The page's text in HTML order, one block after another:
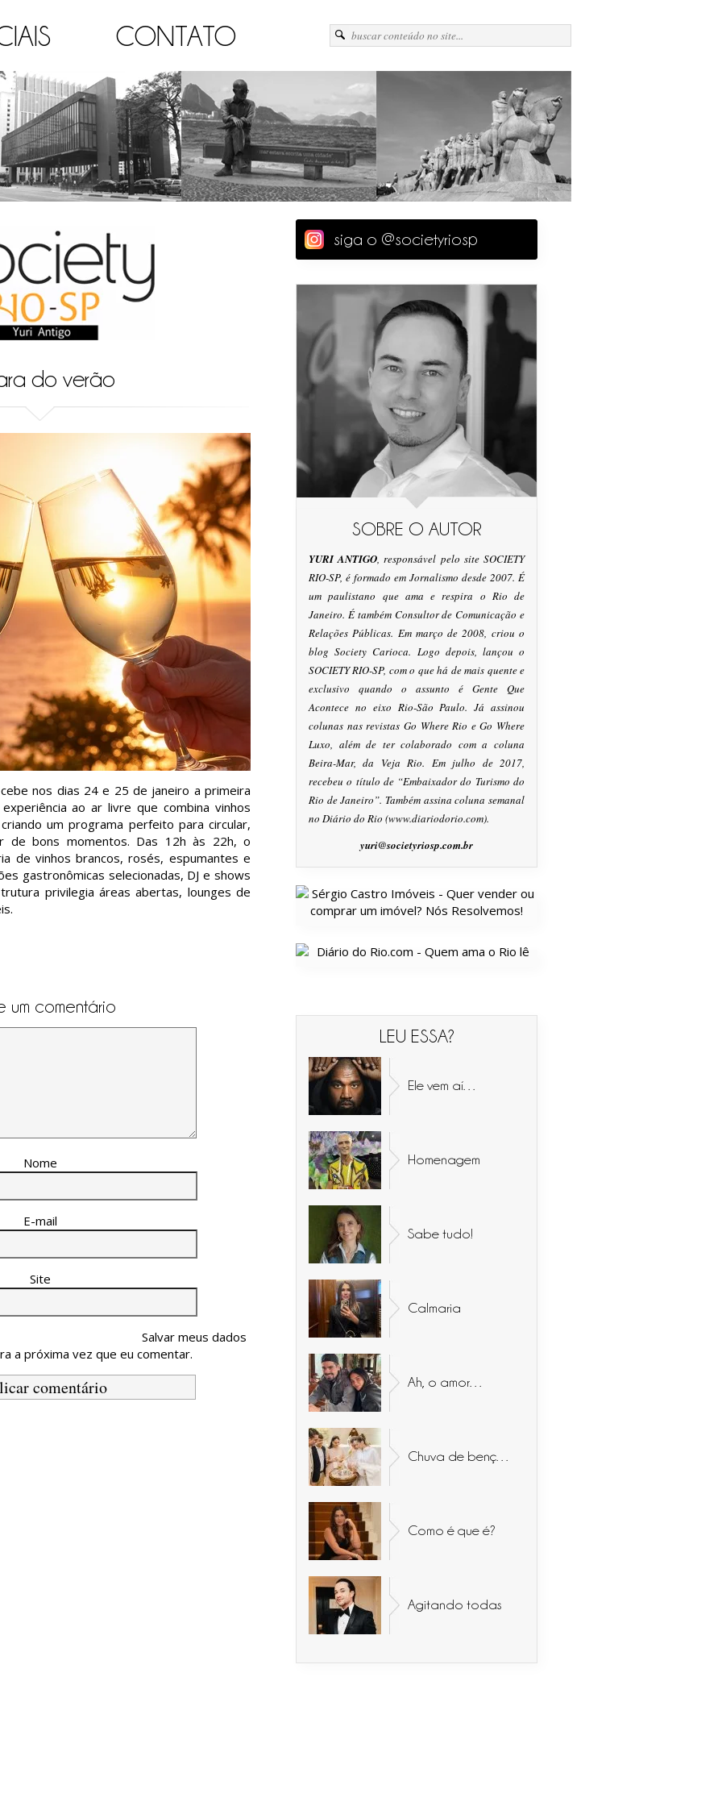
CONTATO
do verão
nos dias 24 e 25 de janeiro a primeira
ao ar livre que combina vinhos
um programa perfeito para circular,
de bons momentos. Das 12h às 22h, o
de vinhos brancos, rosés, espumantes e
gastronômicas selecionadas, DJ e shows
privilegia áreas abertas, lounges de
um comentário
Nome
E-mail
Site
Salvar meus dados
a próxima vez que eu comentar.
siga o @societyriosp
SOBRE O AUTOR
YURI ANTIGO, responsável pelo site SOCIETY
RIO-SP, é formado em Jornalismo desde 2007. É
um paulistano que ama e respira o Rio de
Janeiro. É também Consultor de Comunicação e
Relações Públicas. Em março de 2008, criou o
blog Society Carioca. Logo depois, lançou o
SOCIETY RIO-SP, com o que há de mais quente e
exclusivo quando o assunto é Gente Que
Acontece no eixo Rio-São Paulo. Já assinou
colunas nas revistas Go Where Rio e Go Where
Luxo, além de ter colaborado com a coluna
Beira-Mar, da Veja Rio. Em julho de 2017,
recebeu o título de “Embaixador do Turismo do
Rio de Janeiro”. Também assina coluna semanal
no Diário do Rio (www.diariodorio.com).
yuri@societyriosp.com.br
LEU ESSA?
Ele vem aí…
Homenagem
Sabe tudo!
Calmaria
Ah, o amor…
Como é que é?
Agitando todas